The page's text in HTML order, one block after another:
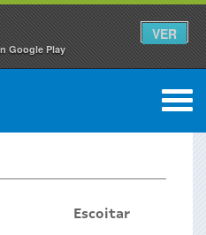
Google Play
VER
0
Escoitar